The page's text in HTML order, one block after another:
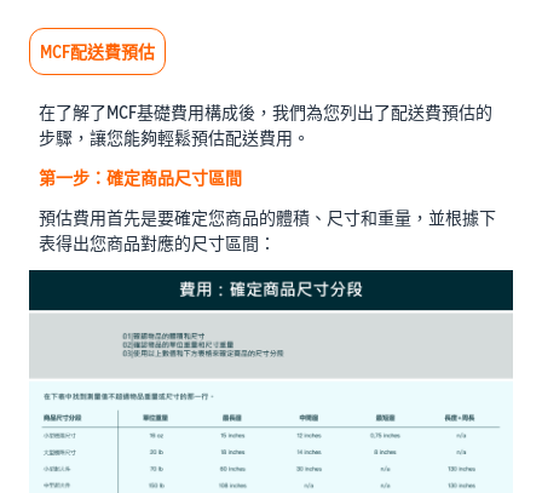
MCF配送費預估
在了解了MCF基礎費用構成後，我們為您列出了配送費預估的
步驟，讓您能夠輕鬆預估配送費用。
第一步：確定商品尺寸區間
預估費用首先是要確定您商品的體積、尺寸和重量，並根據下
表得出您商品對應的尺寸區間：